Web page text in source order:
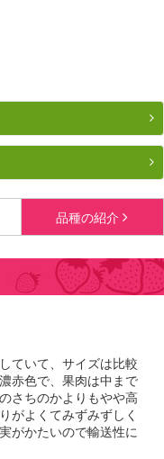
品種の紹介
ていて、サイズは比較
赤色で、果肉は中まで
さちのかよりもやや高
がよくてみずみずしく
がかたいので輸送性に